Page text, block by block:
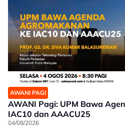
AWANI PAGI
AWANI Pagi: UPM Bawa
IAC10 dan AAACU25
04/08/2026